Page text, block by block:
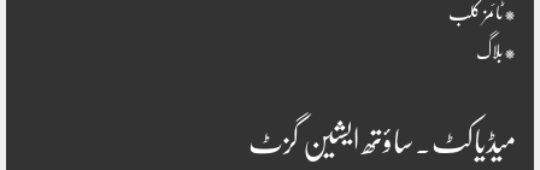
*ٹائمز کلب
*بلاگ
میڈیاکٹ۔ساؤتھ ایشین گزٹ